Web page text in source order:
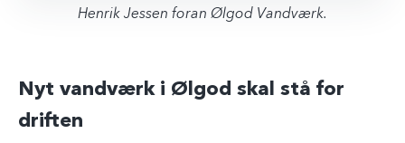
Henrik Jessen foran Ølgod Vandværk.
Nyt vandværk i Ølgod skal stå for
driften